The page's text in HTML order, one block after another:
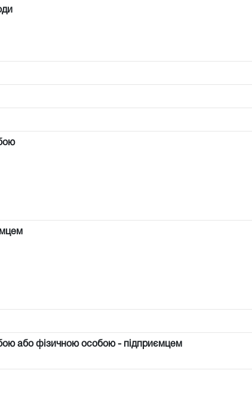
або фізичною особою - підприємцем